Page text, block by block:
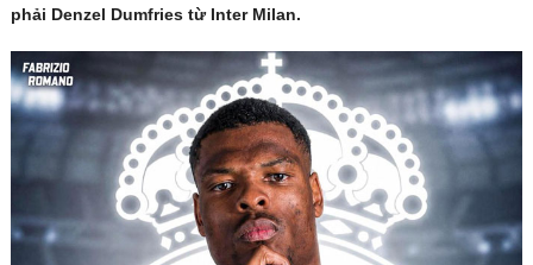
phải Denzel Dumfries từ Inter Milan.